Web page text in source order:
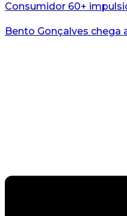
Bento Gonçalves chega